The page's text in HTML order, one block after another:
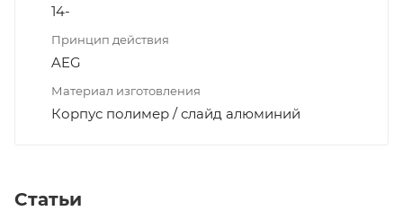
14-
Принцип действия
AEG
Материал изготовления
Корпус полимер / слайд алюминий
Статьи